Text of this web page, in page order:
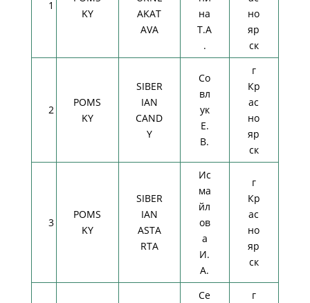
1
KY
AKAT
AVA
на
Т.А
.
но
яр
ск
2
POMS
KY
SIBER
IAN
CAND
Y
Со
вл
ук
Е.
В.
г
Кр
ас
но
яр
ск
3
POMS
KY
SIBER
IAN
ASTA
RTA
Ис
ма
йл
ов
а
И.
А.
г
Кр
ас
но
яр
ск
Се
г